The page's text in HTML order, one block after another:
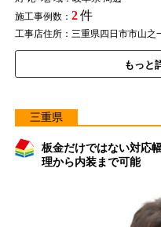
施工事例数： 2件
工事店住所：三重県四日市市山之
もっと
三重県
板金だけではない対応
理から内装まで可能